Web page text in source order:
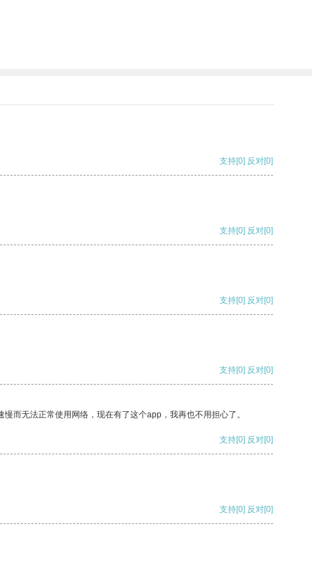
支持[0] 反对[0]
支持[0] 反对[0]
支持[0] 反对[0]
支持[0] 反对[0]
而无法正常使用网络，现在有了这个app，我再也不用担心了。
支持[0] 反对[0]
支持[0] 反对[0]